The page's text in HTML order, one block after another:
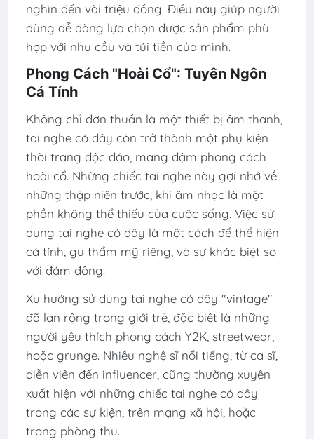
nghìn đến vài triệu đồng. Điều này giúp người
dùng dễ dàng lựa chọn được sản phẩm phù
hợp với nhu cầu và túi tiền của mình.
Phong Cách "Hoài Cổ": Tuyên Ngôn
Cá Tính
Không chỉ đơn thuần là một thiết bị âm thanh,
tai nghe có dây còn trở thành một phụ kiện
thời trang độc đáo, mang đậm phong cách
hoài cổ. Những chiếc tai nghe này gợi nhớ về
những thập niên trước, khi âm nhạc là một
phần không thể thiếu của cuộc sống. Việc sử
dụng tai nghe có dây là một cách để thể hiện
cá tính, gu thẩm mỹ riêng, và sự khác biệt so
với đám đông.
Xu hướng sử dụng tai nghe có dây "vintage"
đã lan rộng trong giới trẻ, đặc biệt là những
người yêu thích phong cách Y2K, streetwear,
hoặc grunge. Nhiều nghệ sĩ nổi tiếng, từ ca sĩ,
diễn viên đến influencer, cũng thường xuyên
xuất hiện với những chiếc tai nghe có dây
trong các sự kiện, trên mạng xã hội, hoặc
trong phòng thu.